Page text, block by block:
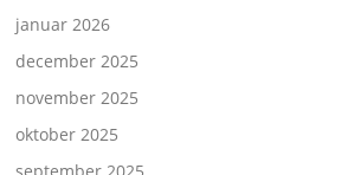
januar 2026
december 2025
november 2025
oktober 2025